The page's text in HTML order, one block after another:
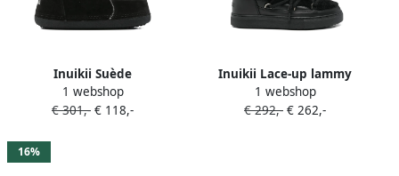
Inuikii Suède
cowboylaarzen Zwart
1 webshop
€ 301,- € 118,-
Inuikii Lace-up lammy
veterlaarzen Zwart
1 webshop
€ 292,- € 262,-
16%